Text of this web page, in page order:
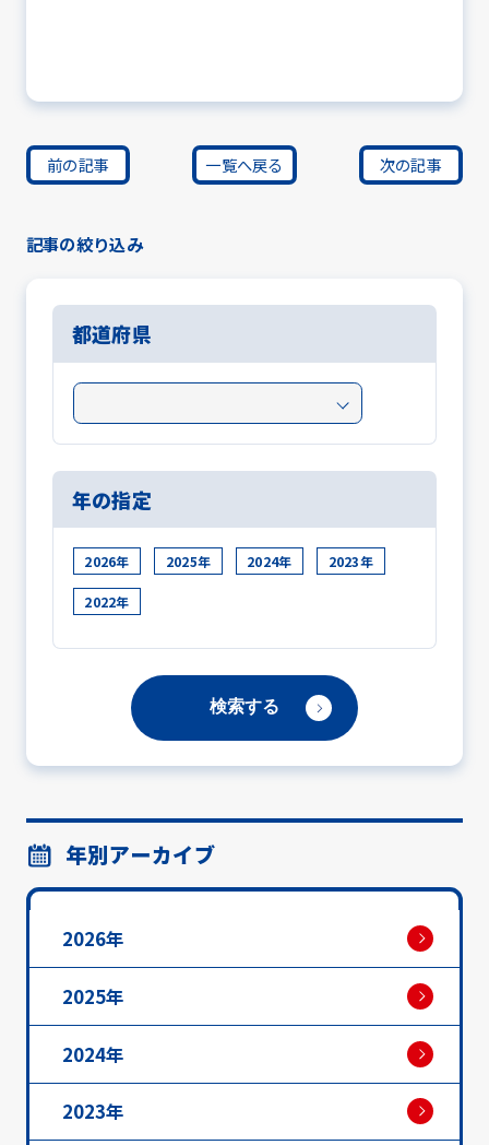
前の記事 一覧へ戻る 次の記事
記事の絞り込み
都道府県
年の指定
2026年 2025年 2024年 2023年
2022年
年別アーカイブ
2026年
2025年
2024年
2023年